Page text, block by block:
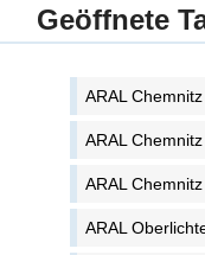
Geöffnete
ARAL
ARAL
ARAL
ARAL